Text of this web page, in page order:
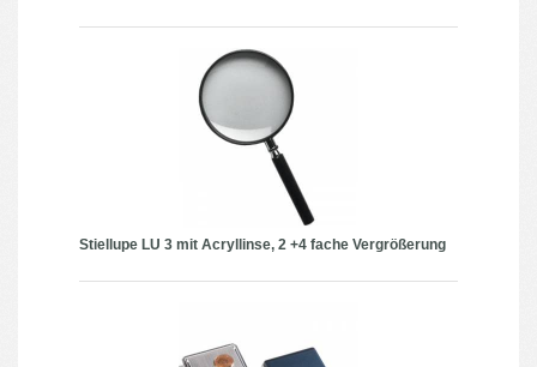
Stiellupe LU 3 mit Acryllinse, 2 +4 fache Vergrößerung